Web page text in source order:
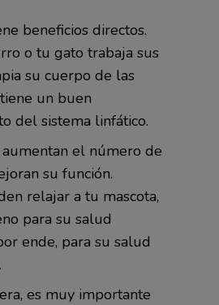
beneficios directos.
o tu gato trabaja sus
su cuerpo de las
un buen
del sistema linfático.
aumentan el número de
su función.
relajar a tu mascota,
para su salud
ende, para su salud
es muy importante